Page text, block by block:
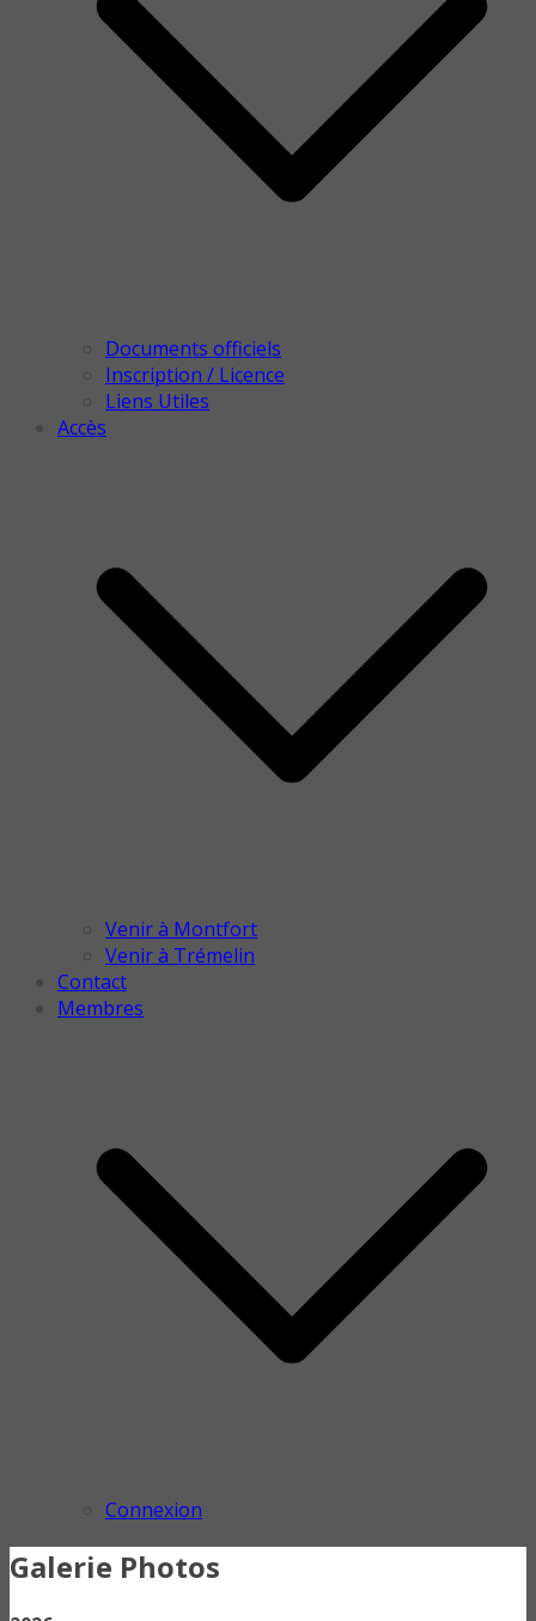
Documents officiels
Inscription / Licence
Liens Utiles
Accès
Venir à Montfort
Venir à Trémelin
Contact
Membres
Connexion
Galerie Photos